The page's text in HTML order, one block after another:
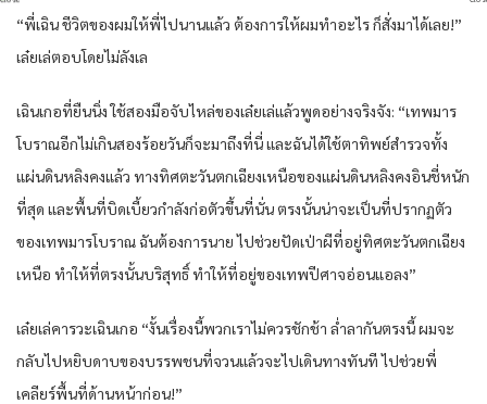
“พี่เฉิน ชีวิตของผมให้พี่ไปนานแล้ว ต้องการให้ผมทำอะไร ก็สั่งมาได้เลย!”
เล๋ยเล่ตอบโดยไม่ลังเล
เฉินเกอที่ยืนนิ่ง ใช้สองมือจับไหล่ของเล๋ยเล่แล้วพูดอย่างจริงจัง: “เทพมาร
โบราณอีกไม่เกินสองร้อยวันก็จะมาถึงที่นี่ และฉันได้ใช้ตาทิพย์สำรวจทั้ง
แผ่นดินหลิงคงแล้ว ทางทิศตะวันตกเฉียงเหนือของแผ่นดินหลิงคงอินชี่หนัก
ที่สุด และพื้นที่บิดเบี้ยวกำลังก่อตัวขึ้นที่นั่น ตรงนั้นน่าจะเป็นที่ปรากฏตัว
ของเทพมารโบราณ ฉันต้องการนาย ไปช่วยปัดเป่าผีที่อยู่ทิศตะวันตกเฉียง
เหนือ ทำให้ที่ตรงนั้นบริสุทธิ์ ทำให้ที่อยู่ของเทพปีศาจอ่อนแอลง”
เล๋ยเล่คารวะเฉินเกอ “งั้นเรื่องนี้พวกเราไม่ควรชักช้า ล่ำลากันตรงนี้ ผมจะ
กลับไปหยิบดาบของบรรพชนที่จวนแล้วจะไปเดินทางทันที ไปช่วยพี่
เคลียร์พื้นที่ด้านหน้าก่อน!”